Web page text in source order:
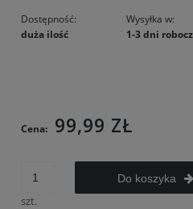
Dostępność:
duża ilość
Wysyłka w:
1-3 dni
Cena nie zawiera
Cena: 99,99 ZŁ
szt.
Do koszyka